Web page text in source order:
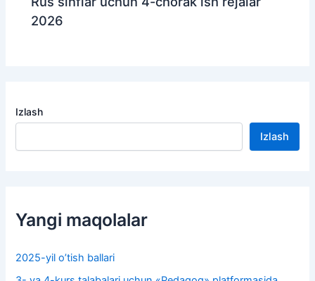
2026
Izlash
Izlash
Yangi maqolalar
2025-yil o’tish ballari